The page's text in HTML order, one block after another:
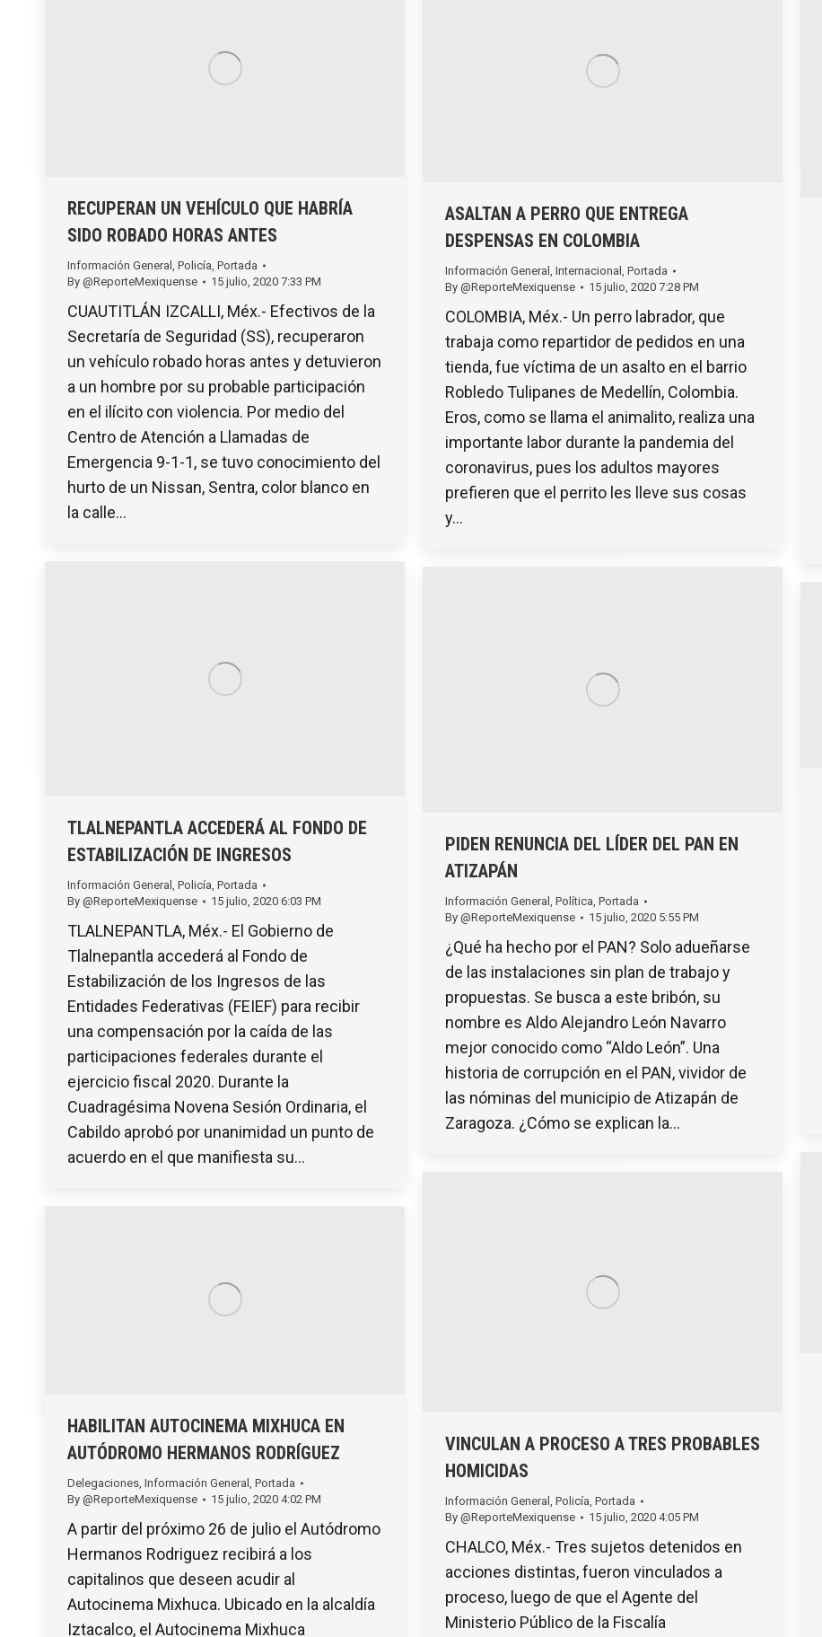
RECUPERAN UN VEHÍCULO QUE HABRÍA
SIDO ROBADO HORAS ANTES
Información General Policía Portada
By @ReporteMexiquense 15 julio, 2020 7:33 PM
CUAUTITLÁN IZCALLI, Méx.- Efectivos de la
Secretaría de Seguridad (SS), recuperaron
un vehículo robado horas antes y detuvieron
a un hombre por su probable participación
en el ilícito con violencia. Por medio del
Centro de Atención a Llamadas de
Emergencia 9-1-1, se tuvo conocimiento del
hurto de un Nissan, Sentra, color blanco en
la calle…
ASALTAN A PERRO QUE ENTREGA
DESPENSAS EN COLOMBIA
Información General Internacional
Portada
By @ReporteMexiquense 15 julio, 2020 7:28 PM
COLOMBIA, Méx.- Un perro labrador, que
trabaja como repartidor de pedidos en una
tienda, fue víctima de un asalto en el barrio
Robledo Tulipanes de Medellín, Colombia.
Eros, como se llama el animalito, realiza una
importante labor durante la pandemia del
coronavirus, pues los adultos mayores
prefieren que el perrito les lleve sus cosas
y…
TLALNEPANTLA ACCEDERÁ AL FONDO DE
ESTABILIZACIÓN DE INGRESOS
Información General Policía Portada
By @ReporteMexiquense 15 julio, 2020 6:03 PM
TLALNEPANTLA, Méx.- El Gobierno de
Tlalnepantla accederá al Fondo de
Estabilización de los Ingresos de las
Entidades Federativas (FEIEF) para recibir
una compensación por la caída de las
participaciones federales durante el
ejercicio fiscal 2020. Durante la
Cuadragésima Novena Sesión Ordinaria, el
Cabildo aprobó por unanimidad un punto de
acuerdo en el que manifiesta su…
PIDEN RENUNCIA DEL LÍDER DEL PAN EN
ATIZAPÁN
Información General Política Portada
By @ReporteMexiquense 15 julio, 2020 5:55 PM
¿Qué ha hecho por el PAN? Solo adueñarse
de las instalaciones sin plan de trabajo y
propuestas. Se busca a este bribón, su
nombre es Aldo Alejandro León Navarro
mejor conocido como “Aldo León”. Una
historia de corrupción en el PAN, vividor de
las nóminas del municipio de Atizapán de
Zaragoza. ¿Cómo se explican la…
VINCULAN A PROCESO A TRES PROBABLES
HOMICIDAS
Información General Policía Portada
By @ReporteMexiquense 15 julio, 2020 4:05 PM
CHALCO, Méx.- Tres sujetos detenidos en
acciones distintas, fueron vinculados a
proceso, luego de que el Agente del
Ministerio Público de la Fiscalía
HABILITAN AUTOCINEMA MIXHUCA EN
AUTÓDROMO HERMANOS RODRÍGUEZ
Delegaciones, Información General , Portada
By @ReporteMexiquense 15 julio, 2020 4:02 PM
A partir del próximo 26 de julio el Autódromo
Hermanos Rodriguez recibirá a los
capitalinos que deseen acudir al
Autocinema Mixhuca. Ubicado en la alcaldía
Iztacalco, el Autocinema Mixhuca